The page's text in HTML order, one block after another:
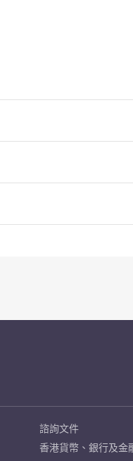
諮詢文件
香港貨幣、銀行及金